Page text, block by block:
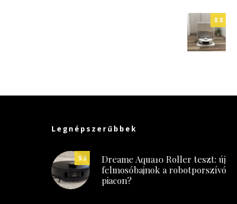
8.8
Legnépszerűbbek
9.5
Dreame Aqua10 Roller teszt: új
felmosóbajnok a robotporszívó
piacon?